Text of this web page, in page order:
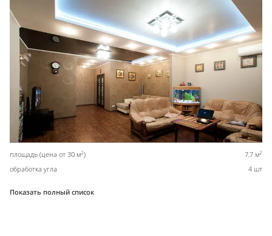
площадь (цена от 30 м2) 7,7 м2
обработка угла 4 шт
Показать полный список